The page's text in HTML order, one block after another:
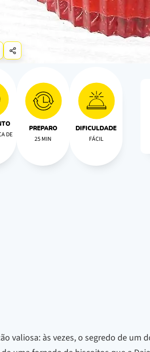
DE
PREPARO
25 MIN
DIFICULDADE
FÁCIL
valiosa: às vezes, o segredo de